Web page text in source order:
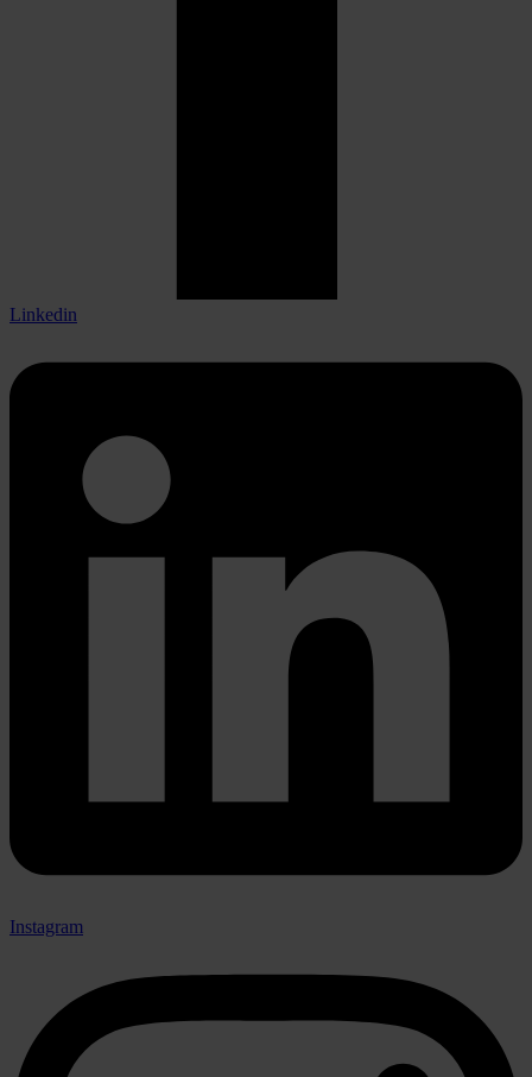
Linkedin
Instagram